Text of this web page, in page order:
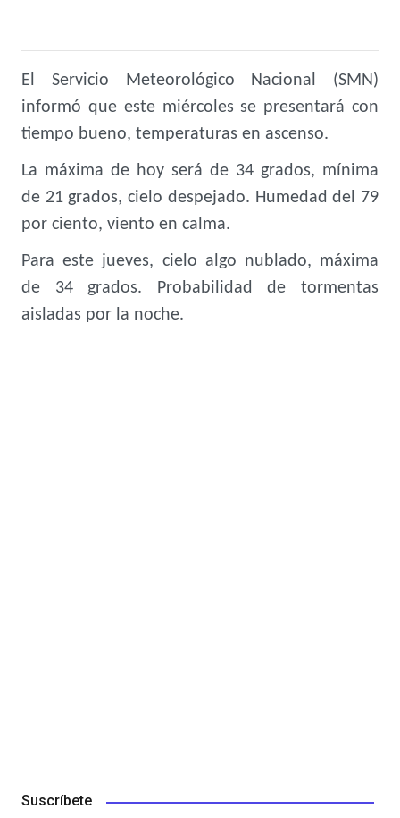
El Servicio Meteorológico Nacional (SMN)
informó que este miércoles se presentará con
tiempo bueno, temperaturas en ascenso.
La máxima de hoy será de 34 grados, mínima
de 21 grados, cielo despejado. Humedad del 79
por ciento, viento en calma.
Para este jueves, cielo algo nublado, máxima
de 34 grados. Probabilidad de tormentas
aisladas por la noche.
Suscríbete